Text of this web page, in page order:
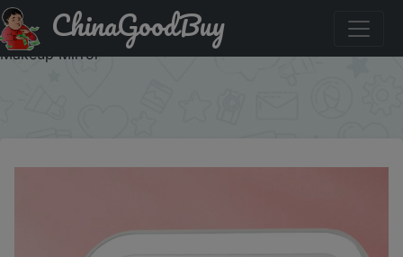
Придбати по знижці USB Rechargeable Portable
Compact LED Vanity Mirror with Touch Screen Dimming
Makeup Mirror
ChinaGoodBuy